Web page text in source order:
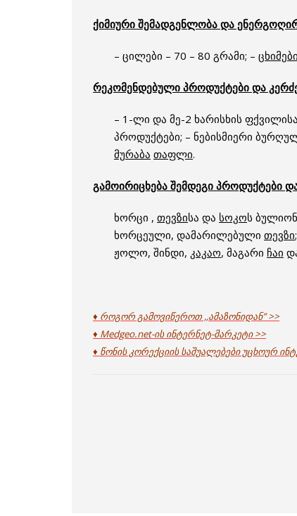
ქიმიური შემადგენლობა და
– ცილები – 70 – 80 გრამი; – ცხიმები
რეკომენდებული პროდუქტები და
– 1-ლი და მე-2 ხარისხის
პროდუქტები; – ნებისმიერი
მურაბა თაფლი.
გამოირიცხება შემდეგი პროდუქტები
ხორცი , თევზისა და სოკოს
ხორცეული, დამარილებული თევზი;
ჟოლო, შინდი, კაკაო, მაგარი ჩაი
♦ როგორ გამოვიწეროთ ,,ამაზონიდან” >>
♦ Medgeo.net-ის ინტერნეტ-მარკეტი >>
♦ წონის კორექციის საშუალებები უცხოურ